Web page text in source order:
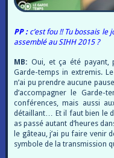
PP :c’est fou !! Tu bossais le
assemblé au SIHH 2015 ?
MB: Oui, et ça été payant,
Garde-temps in extremis.
n’ai pu prendre aucune
d’accompagner le Garde-
conférences, mais aussi
détaillant… Et il faut bien le
as passé autant d’heures
le gâteau, j’ai pu faire venir
symbole de la transmission